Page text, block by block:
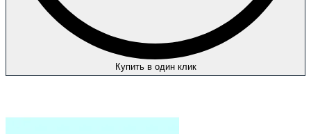
Купить в один клик